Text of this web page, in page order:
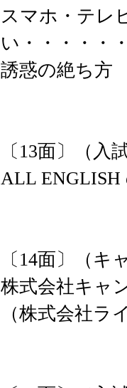
スマホ・テレ
い・・・・・
誘惑の絶ち方
〔 13面 〕
（入
ALL
〔 14面 〕
（キ
株式会社キャ
（株式会社ラ